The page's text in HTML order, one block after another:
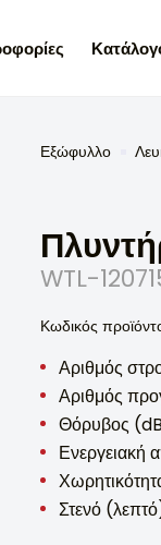
Εξώφυλλο
WTL-
Κωδικός
Αριθμός
Αριθμός
Θόρυβος
Ενεργειακή
Στενό